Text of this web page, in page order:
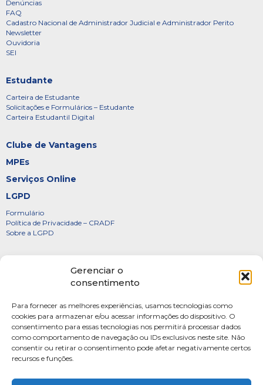
Gerenciar o
consentimento
Para fornecer as melhores experiências, usamos tecnologias como
cookies para armazenar e/ou acessar informações do dispositivo. O
consentimento para essas tecnologias nos permitirá processar dados
como comportamento de navegação ou IDs exclusivos neste site. Não
consentir ou retirar o consentimento pode afetar negativamente certos
recursos e funções.
Denúncias
FAQ
Cadastro Nacional de Administrador Judicial e Administrador Perito
Newsletter
Ouvidoria
SEI
Estudante
Carteira de Estudante
Solicitações e Formulários – Estudante
Carteira Estudantil Digital
Clube de Vantagens
MPEs
Serviços Online
LGPD
Formulário
Política de Privacidade – CRADF
Sobre a LGPD
Diretoria
FOTOS
Webmail
Artigos
Escritores do Sistema